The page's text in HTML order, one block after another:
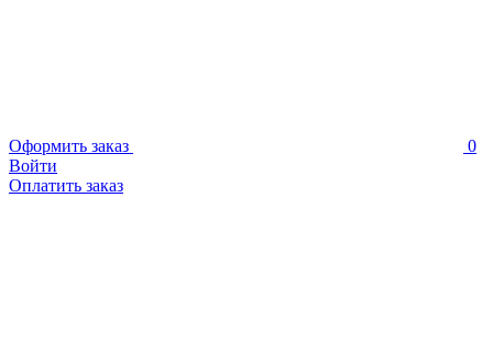
Оформить заказ
0
Войти
Оплатить заказ